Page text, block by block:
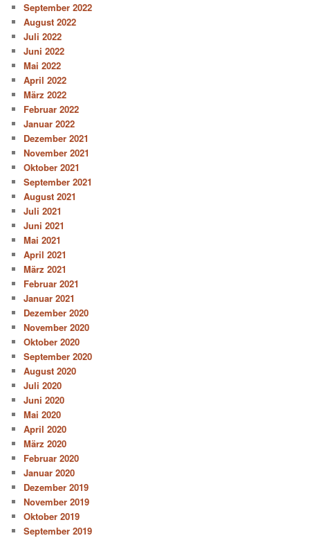
September 2022
August 2022
Juli 2022
Juni 2022
Mai 2022
April 2022
März 2022
Februar 2022
Januar 2022
Dezember 2021
November 2021
Oktober 2021
September 2021
August 2021
Juli 2021
Juni 2021
Mai 2021
April 2021
März 2021
Februar 2021
Januar 2021
Dezember 2020
November 2020
Oktober 2020
September 2020
August 2020
Juli 2020
Juni 2020
Mai 2020
April 2020
März 2020
Februar 2020
Januar 2020
Dezember 2019
November 2019
Oktober 2019
September 2019